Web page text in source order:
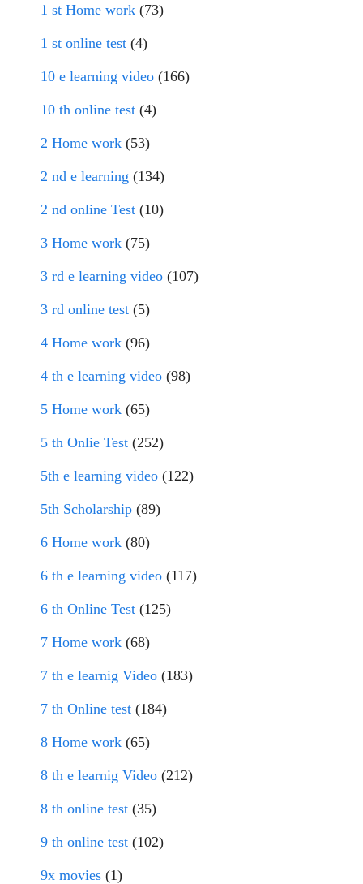
1 st Home work (73)
1 st online test (4)
10 e learning video (166)
10 th online test (4)
2 Home work (53)
2 nd e learning (134)
2 nd online Test (10)
3 Home work (75)
3 rd e learning video (107)
3 rd online test (5)
4 Home work (96)
4 th e learning video (98)
5 Home work (65)
5 th Onlie Test (252)
5th e learning video (122)
5th Scholarship (89)
6 Home work (80)
6 th e learning video (117)
6 th Online Test (125)
7 Home work (68)
7 th e learnig Video (183)
7 th Online test (184)
8 Home work (65)
8 th e learnig Video (212)
8 th online test (35)
9 th online test (102)
9x movies (1)